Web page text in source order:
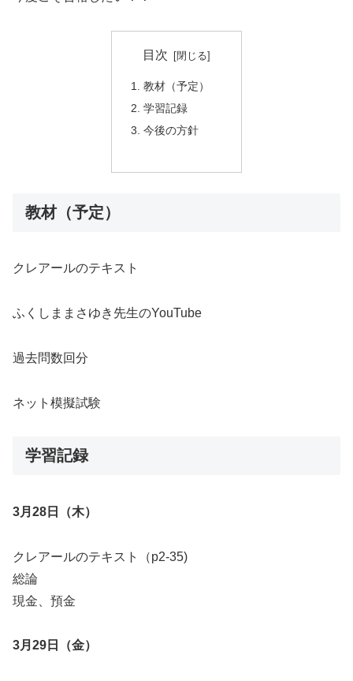
目次
教材（予定）
学習記録
今後の方針
教材（予定）
クレアールのテキスト
ふくしままさゆき先生のYouTube
過去問数回分
ネット模擬試験
学習記録
3月28日（木）
クレアールのテキスト（p2-35)
総論
現金、預金
3月29日（金）